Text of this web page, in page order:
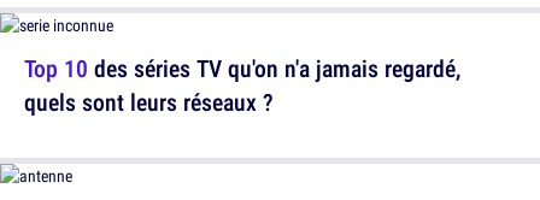
Top 10 des séries TV qu'on n'a jamais regardé,
quels sont leurs réseaux ?